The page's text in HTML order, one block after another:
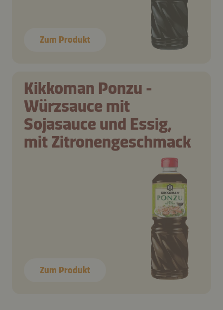
Zum Produkt
Kikkoman Ponzu -
Würzsauce mit
Sojasauce und Essig,
mit Zitronengeschmack
Zum Produkt